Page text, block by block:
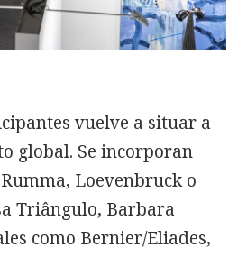
vuelve a situar a
global. Se incorporan
Loevenbruck o
Triângulo, Barbara
como Bernier/Eliades,